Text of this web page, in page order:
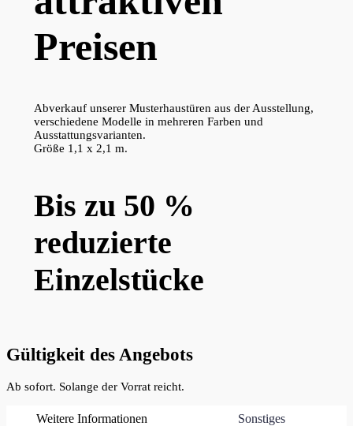
Preisen
Abverkauf unserer Musterhaustüren aus der Ausstellung,
verschiedene Modelle in mehreren Farben und
Ausstattungsvarianten.
Größe 1,1 x 2,1 m.
Bis zu 50 %
reduzierte
Einzelstücke
Gültigkeit des Angebots
Ab sofort. Solange der Vorrat reicht.
Weitere Informationen Sonstiges